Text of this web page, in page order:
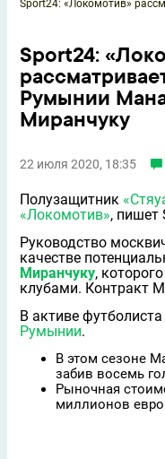
Sport24:
Румынии
Миранчуку
22 июля 2020, 18:35
Полузащитник
«Локомотив», пишет
Руководство
качестве
Миранчуку,
клубами. Контракт
В активе
Румынии.
В этом сезоне
забив восемь
Рыночная
миллионов